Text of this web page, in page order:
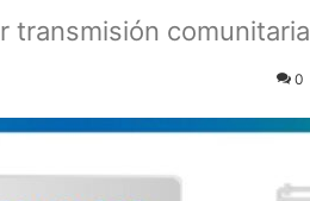
transmisión comunitaria
0